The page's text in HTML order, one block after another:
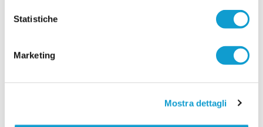
Statistiche
Marketing
Mostra dettagli